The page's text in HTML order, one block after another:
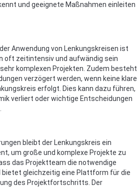
und geeignete Maßnahmen einleiten
Anwendung von Lenkungskreisen ist
oft zeitintensiv und aufwändig sein
komplexen Projekten. Zudem besteht
verzögert werden, wenn keine klare
erfolgt. Dies kann dazu führen,
verliert oder wichtige Entscheidungen
bleibt der Lenkungskreis ein
um große und komplexe Projekte zu
das Projektteam die notwendige
gleichzeitig eine Plattform für die
des Projektfortschritts. Der